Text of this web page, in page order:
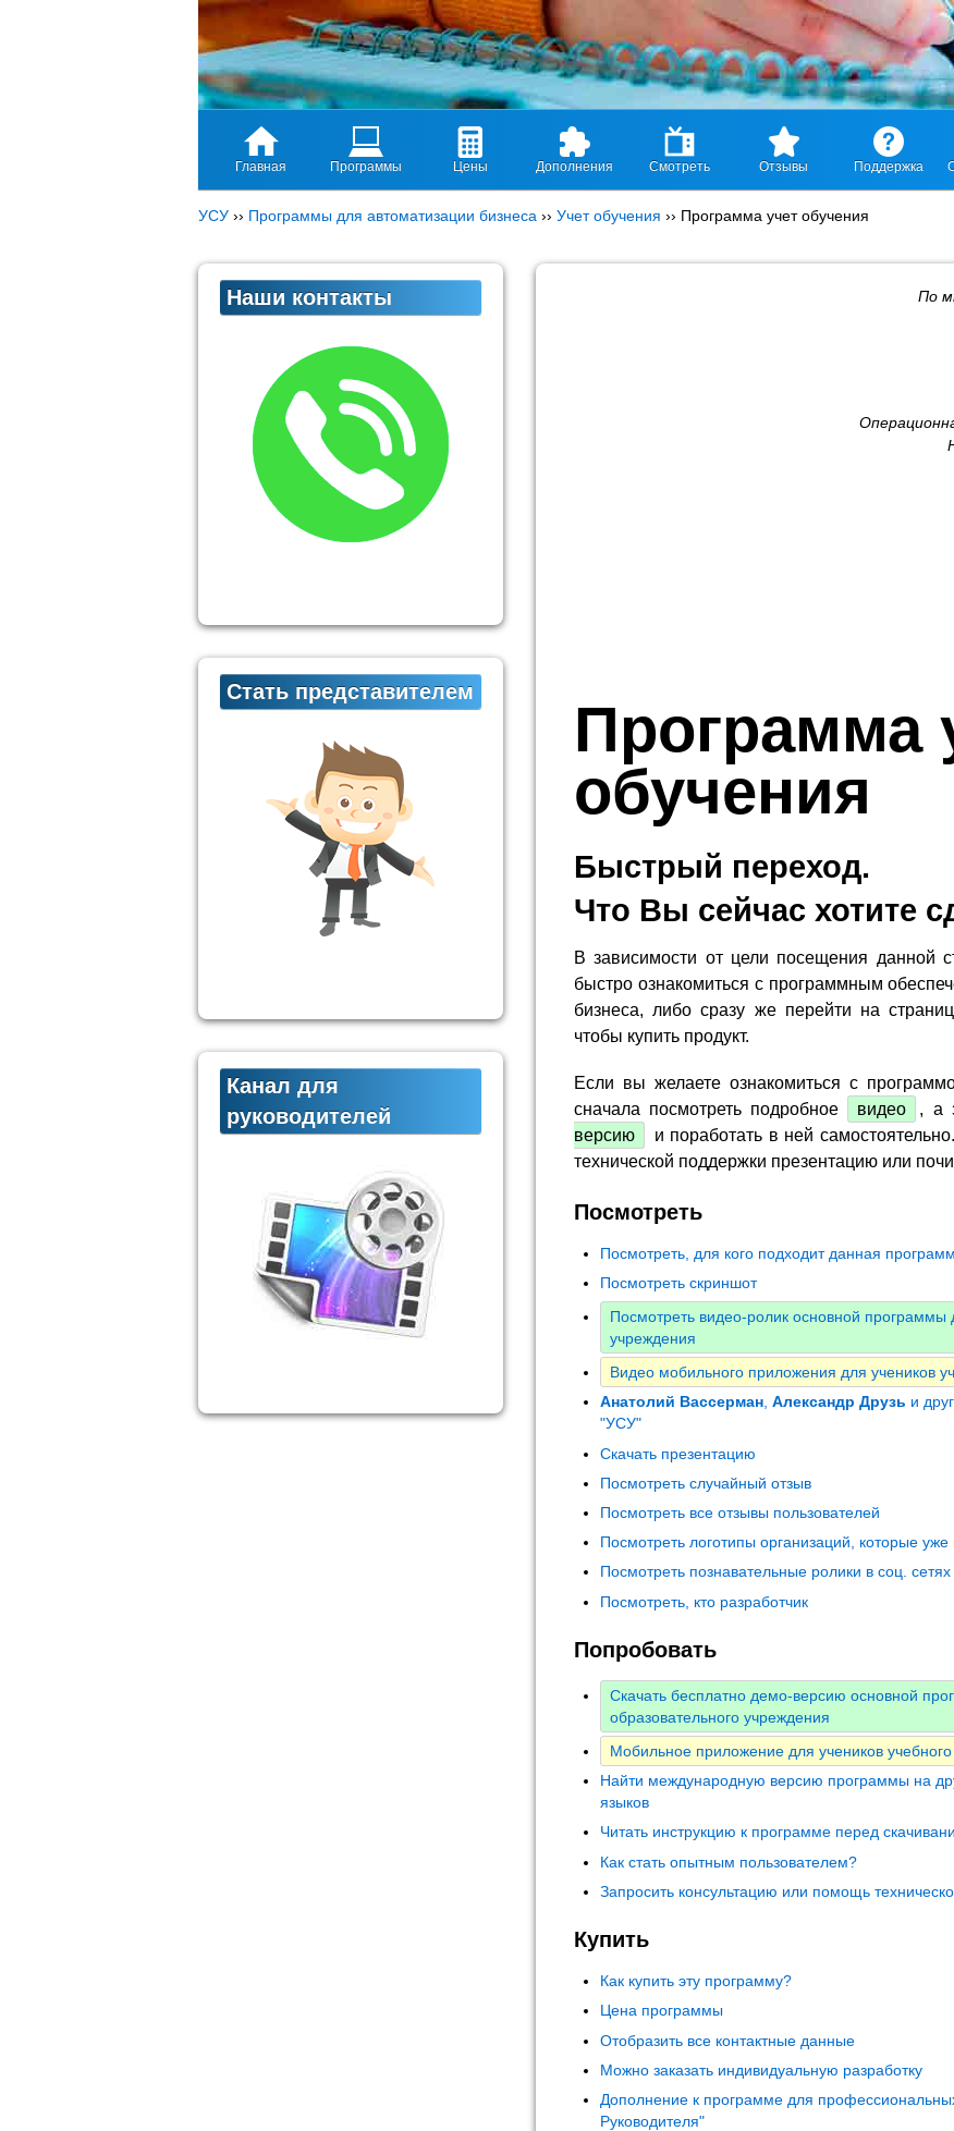
Главная Программы Цены Дополнения Смотреть Отзывы Поддержка
УСУ ›› Программы для автоматизации бизнеса ›› Учет обучения ›› Программа учет обучения
По
Программа
обучения
Быстрый переход.
Что Вы сейчас хотите
В зависимости от цели посещения данной
быстро ознакомиться с программным
бизнеса, либо сразу же перейти на
чтобы купить продукт.
Если вы желаете ознакомиться с
сначала посмотреть подробное
видео , а
версию
и поработать в ней
технической поддержки презентацию или
Посмотреть
Посмотреть, для кого подходит данная
Посмотреть скриншот
Посмотреть видео-ролик основной программы
учреждения
Видео мобильного приложения для учеников
Анатолий Вассерман, Александр Друзь и
"УСУ"
Скачать презентацию
Посмотреть случайный отзыв
Посмотреть все отзывы пользователей
Посмотреть логотипы организаций, которые уже
Посмотреть познавательные ролики в соц. сетях
Посмотреть, кто разработчик
Попробовать
Скачать бесплатно демо-версию основной
образовательного учреждения
Мобильное приложение для учеников учебного
Найти международную версию программы на
языков
Читать инструкцию к программе перед
Как стать опытным пользователем?
Запросить консультацию или помощь
Купить
Как купить эту программу?
Цена программы
Отобразить все контактные данные
Можно заказать индивидуальную разработку
Дополнение к программе для
Руководителя"
Наши контакты
Стать представителем
Канал для
руководителей